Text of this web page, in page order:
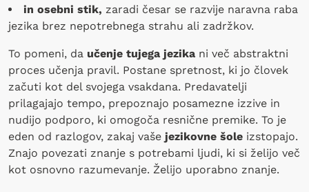
in osebni stik, zaradi česar se razvije naravna raba
jezika brez nepotrebnega strahu ali zadržkov.
To pomeni, da učenje tujega jezika ni več abstraktni
proces učenja pravil. Postane spretnost, ki jo človek
začuti kot del svojega vsakdana. Predavatelji
prilagajajo tempo, prepoznajo posamezne izzive in
nudijo podporo, ki omogoča resnične premike. To je
eden od razlogov, zakaj vaše jezikovne šole izstopajo.
Znajo povezati znanje s potrebami ljudi, ki si želijo več
kot osnovno razumevanje. Želijo uporabno znanje.